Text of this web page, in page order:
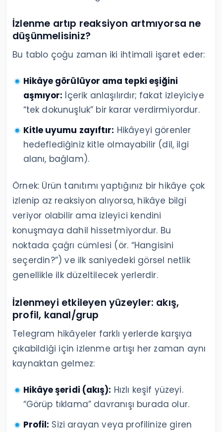
İzlenme artıp reaksiyon artmıyorsa ne
düşünmelisiniz?
Bu tablo çoğu zaman iki ihtimali işaret eder:
Hikâye görülüyor ama tepki eşiğini
aşmıyor: İçerik anlaşılırdır; fakat izleyiciye
“tek dokunuşluk” bir karar verdirmiyordur.
Kitle uyumu zayıftır: Hikâyeyi görenler
hedeflediğiniz kitle olmayabilir (dil, ilgi
alanı, bağlam).
Örnek: Ürün tanıtımı yaptığınız bir hikâye çok
izlenip az reaksiyon alıyorsa, hikâye bilgi
veriyor olabilir ama izleyici kendini
konuşmaya dahil hissetmiyordur. Bu
noktada çağrı cümlesi (ör. “Hangisini
seçerdin?”) ve ilk saniyedeki görsel netlik
genellikle ilk düzeltilecek yerlerdir.
İzlenmeyi etkileyen yüzeyler: akış,
profil, kanal/grup
Telegram hikâyeler farklı yerlerde karşıya
çıkabildiği için izlenme artışı her zaman aynı
kaynaktan gelmez:
Hikâye şeridi (akış): Hızlı keşif yüzeyi.
“Görüp tıklama” davranışı burada olur.
Profil: Sizi arayan veya profilinize giren